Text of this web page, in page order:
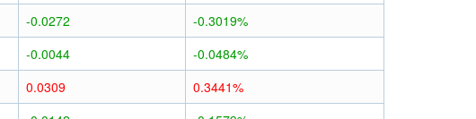
-0.0272
-0.3019%
-0.0044
-0.0484%
0.0309
0.3441%